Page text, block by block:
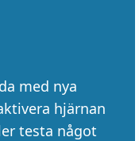
med nya
hjärnan
testa något